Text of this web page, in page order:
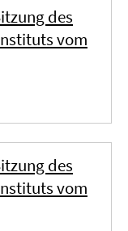
des
vom
des
vom